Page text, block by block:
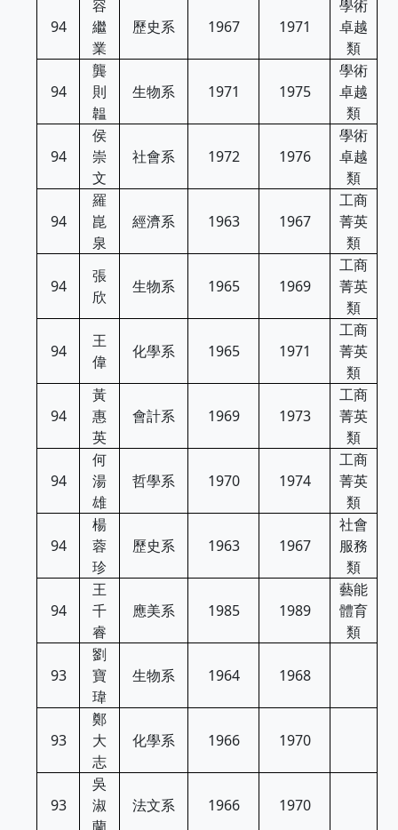
94
容
繼
業
歷史系 1967 1971
學術
卓越
類
94
龔
則
韞
生物系 1971 1975
學術
卓越
類
94
侯
崇
文
社會系 1972 1976
學術
卓越
類
94
羅
崑
泉
經濟系 1963 1967
工商
菁英
類
94
張
欣
生物系 1965 1969
工商
菁英
類
94
王
偉
化學系 1965 1971
工商
菁英
類
94
黃
惠
英
會計系 1969 1973
工商
菁英
類
94
何
湯
雄
哲學系 1970 1974
工商
菁英
類
94
楊
蓉
珍
歷史系 1963 1967
社會
服務
類
94
王
千
睿
應美系 1985 1989
藝能
體育
類
93
劉
寶
瑋
生物系 1964 1968
93
鄭
大
志
化學系 1966 1970
93
吳
淑
法文系 1966 1970